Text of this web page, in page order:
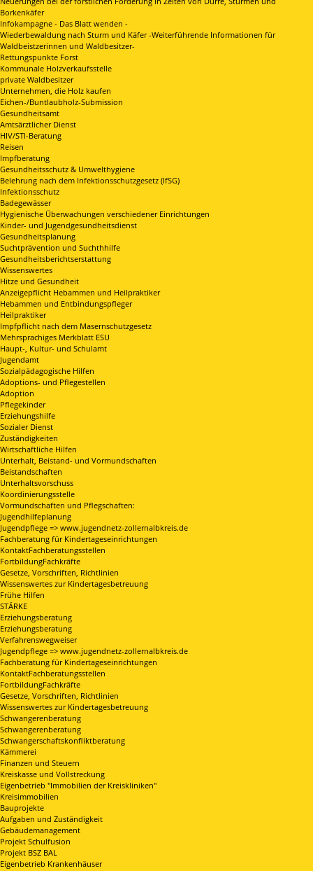
Borkenkäfer
Infokampagne - Das Blatt wenden -
Wiederbewaldung nach Sturm und Käfer -Weiterführende Informationen für
Waldbeistzerinnen und Waldbesitzer-
Rettungspunkte Forst
Kommunale Holzverkaufsstelle
private Waldbesitzer
Unternehmen, die Holz kaufen
Eichen-/Buntlaubholz-Submission
Gesundheitsamt
Amtsärztlicher Dienst
HIV/STI-Beratung
Reisen
Impfberatung
Gesundheitsschutz & Umwelthygiene
Belehrung nach dem Infektionsschutzgesetz (IfSG)
Infektionsschutz
Badegewässer
Hygienische Überwachungen verschiedener Einrichtungen
Kinder- und Jugendgesundheitsdienst
Gesundheitsplanung
Suchtprävention und Suchthhilfe
Gesundheitsberichtserstattung
Wissenswertes
Hitze und Gesundheit
Anzeigepflicht Hebammen und Heilpraktiker
Hebammen und Entbindungspfleger
Heilpraktiker
Impfpflicht nach dem Masernschutzgesetz
Mehrsprachiges Merkblatt ESU
Haupt-, Kultur- und Schulamt
Jugendamt
Sozialpädagogische Hilfen
Adoptions- und Pflegestellen
Adoption
Pflegekinder
Erziehungshilfe
Sozialer Dienst
Zuständigkeiten
Wirtschaftliche Hilfen
Unterhalt, Beistand- und Vormundschaften
Beistandschaften
Unterhaltsvorschuss
Koordinierungsstelle
Vormundschaften und Pflegschaften:
Jugendhilfeplanung
Jugendpflege => www.jugendnetz-zollernalbkreis.de
Fachberatung für Kindertageseinrichtungen
KontaktFachberatungsstellen
FortbildungFachkräfte
Gesetze, Vorschriften, Richtlinien
Wissenswertes zur Kindertagesbetreuung
Frühe Hilfen
STÄRKE
Erziehungsberatung
Erziehungsberatung
Verfahrenswegweiser
Jugendpflege => www.jugendnetz-zollernalbkreis.de
Fachberatung für Kindertageseinrichtungen
KontaktFachberatungsstellen
FortbildungFachkräfte
Gesetze, Vorschriften, Richtlinien
Wissenswertes zur Kindertagesbetreuung
Schwangerenberatung
Schwangerenberatung
Schwangerschaftskonfliktberatung
Kämmerei
Finanzen und Steuern
Kreiskasse und Vollstreckung
Eigenbetrieb "Immobilien der Kreiskliniken"
Kreisimmobilien
Bauprojekte
Aufgaben und Zuständigkeit
Gebäudemanagement
Projekt Schulfusion
Projekt BSZ BAL
Eigenbetrieb Krankenhäuser